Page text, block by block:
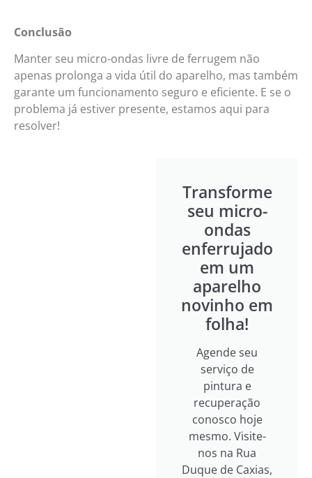
Conclusão
Manter seu micro-ondas livre de ferrugem não
apenas prolonga a vida útil do aparelho, mas também
garante um funcionamento seguro e eficiente. E se o
problema já estiver presente, estamos aqui para
resolver!
Transforme
seu micro-
ondas
enferrujado
em um
aparelho
novinho em
folha!
Agende seu
serviço de
pintura e
recuperação
conosco hoje
mesmo. Visite-
nos na Rua
Duque de Caxias,